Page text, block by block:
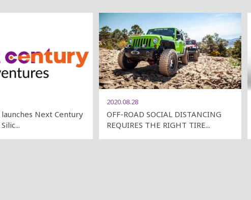
Next Century
2020.08.28
OFF-ROAD SOCIAL DISTANCING
REQUIRES THE RIGHT TIRE...